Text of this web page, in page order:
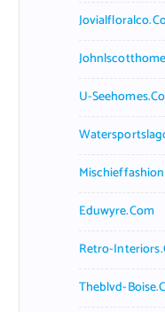
U-
Eduwyre.com
Retro-
Theblvd-